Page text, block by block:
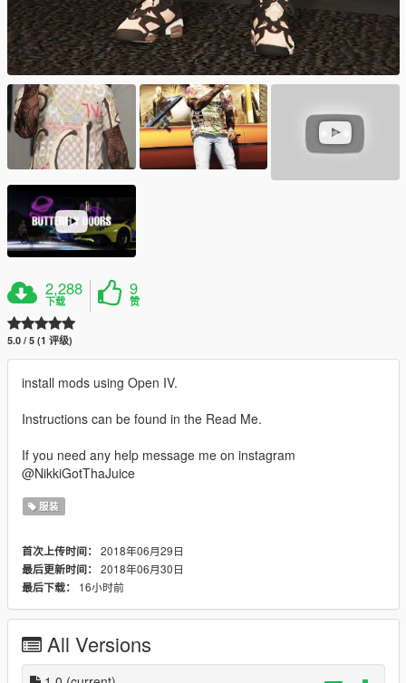
2,288
下载
9
赞
5.0 / 5 (1 评级)
install mods using Open IV.
Instructions can be found in the Read Me.
If you need any help message me on instagram
@NikkiGotThaJuice
服装
首次上传时间： 2018年06月29日
最后更新时间： 2018年06月30日
最后下载：
16小时前
All Versions